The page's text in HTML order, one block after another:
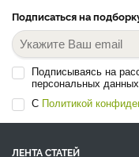
Подписаться на
Подписываясь на
персональных
С Политикой
ЛЕНТА СТАТЕЙ